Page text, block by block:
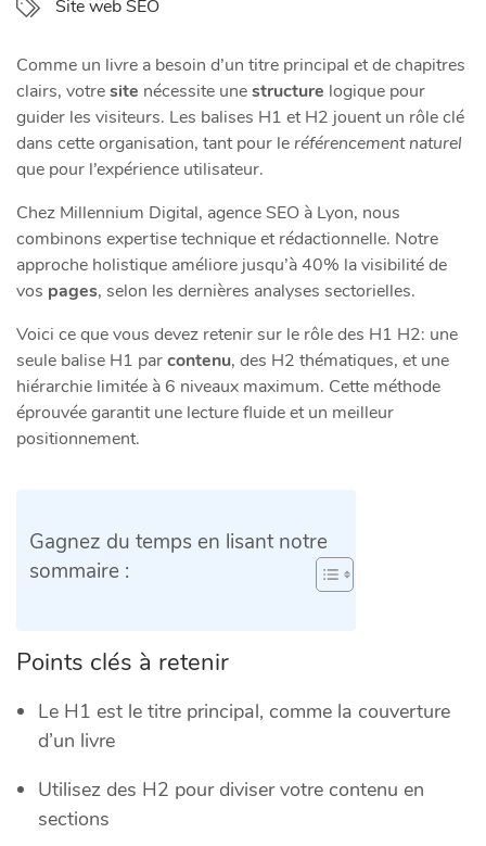
Site web SEO
Comme un livre a besoin d’un titre principal et de chapitres
clairs, votresite nécessite unestructure logique pour
guider les visiteurs. Les balises H1 et H2 jouent un rôle clé
dans cette organisation, tant pour le référencement naturel
que pour l’expérience utilisateur.
Chez Millennium Digital, agence SEO à Lyon, nous
combinons expertise technique et rédactionnelle. Notre
approche holistique améliore jusqu’à 40% la visibilité de
vos pages, selon les dernières analyses sectorielles.
Voici ce que vous devez retenir sur le rôle des H1 H2: une
seule balise H1 parcontenu, des H2 thématiques, et une
hiérarchie limitée à 6 niveaux maximum. Cette méthode
éprouvée garantit une lecture fluide et un meilleur
positionnement.
Gagnez du temps en lisant notre
sommaire :
Points clés à retenir
Le H1 est le titre principal, comme la couverture
d’un livre
Utilisez des H2 pour diviser votre contenu en
sections